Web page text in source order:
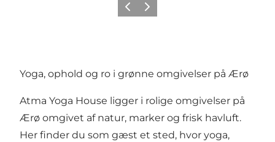
ForrigeNæste
Yoga, ophold og ro i grønne omgivelser på Ærø
Atma Yoga House ligger i rolige omgivelser på
Ærø omgivet af natur, marker og frisk havluft.
Her finder du som gæst et sted, hvor yoga,